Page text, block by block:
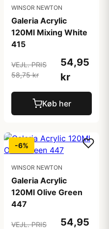
WINSOR NEWTON
Galeria Acrylic
120Ml Mixing White
415
VEJL. PRIS
58,75 kr
54,95
kr
Køb her
-6%
WINSOR NEWTON
Galeria Acrylic
120Ml Olive Green
447
VEJL. PRIS
54,95